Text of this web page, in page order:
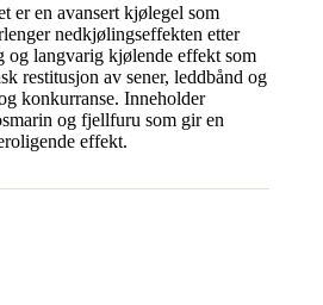
er en avansert kjølegel som
nedkjølingseffekten etter
langvarig kjølende effekt som
restitusjon av sener, leddbånd og
konkurranse. Inneholder
og fjellfuru som gir en
effekt.